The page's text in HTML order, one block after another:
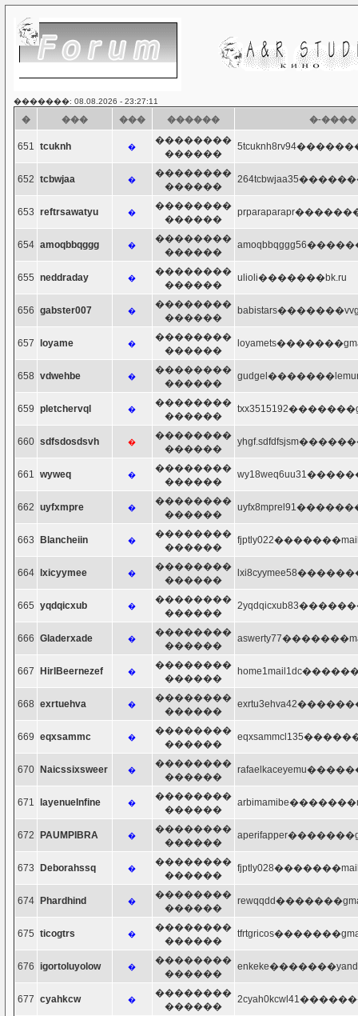
�������: 08.08.2026 - 23:27:11
� ��� ��� ������ �-����
651 tcuknh �
��������
������
652 tcbwjaa �
��������
������
653 reftrsawatyu �
��������
������
654 amoqbbqggg �
��������
������
655 neddraday �
��������
������
ulioli�������bk.ru
656 gabster007 �
��������
������
657 loyame �
��������
������
658 vdwehbe �
��������
������
659 pletchervql �
��������
������
660 sdfsdosdsvh �
��������
������
661 wyweq �
��������
������
662 uyfxmpre �
��������
������
663 Blancheiin �
��������
������
664 lxicyymee �
��������
������
665 yqdqicxub �
��������
������
666 Gladerxade �
��������
������
667 HirlBeernezef �
��������
������
668 exrtuehva �
��������
������
669 eqxsammc �
��������
������
670 Naicssixsweer �
��������
������
671 layenueInfine �
��������
������
672 PAUMPIBRA �
��������
������
673 Deborahssq �
��������
������
674 Phardhind �
��������
������
675 ticogtrs �
��������
������
676 igortoluyolow �
��������
������
677 cyahkcw �
��������
������